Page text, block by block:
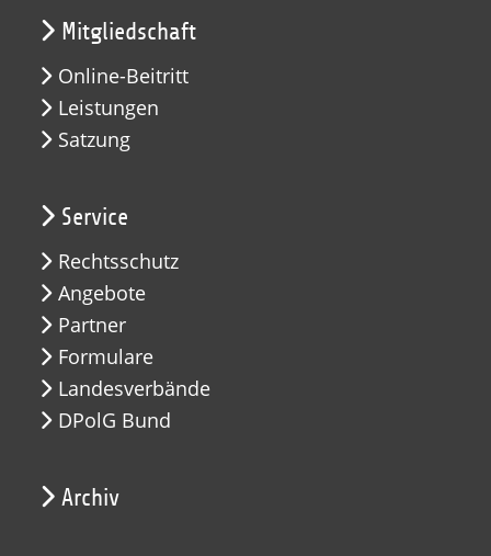
Mitgliedschaft
Online-Beitritt
Leistungen
Satzung
Service
Rechtsschutz
Angebote
Partner
Formulare
Landesverbände
DPolG Bund
Archiv